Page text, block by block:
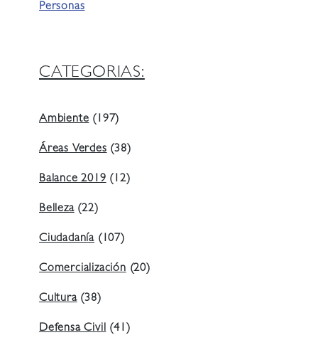
Personas
CATEGORIAS:
Ambiente (197)
Áreas Verdes (38)
Balance 2019 (12)
Belleza(22)
Ciudadanía (107)
Comercialización (20)
Cultura(38)
Defensa Civil (41)